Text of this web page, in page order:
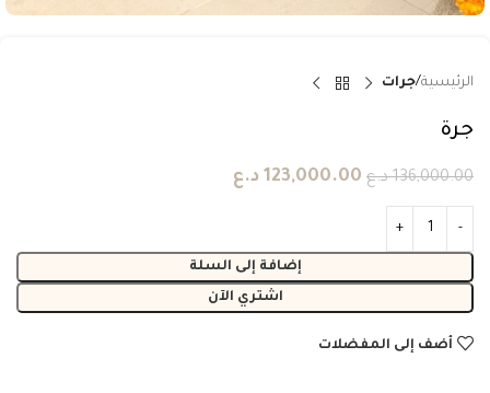
الرئيسية جرات
جرة
136,000.00 د.ع 123,000.00 د.ع
إضافة إلى السلة
اشتري الآن
أضف إلى المفضلات